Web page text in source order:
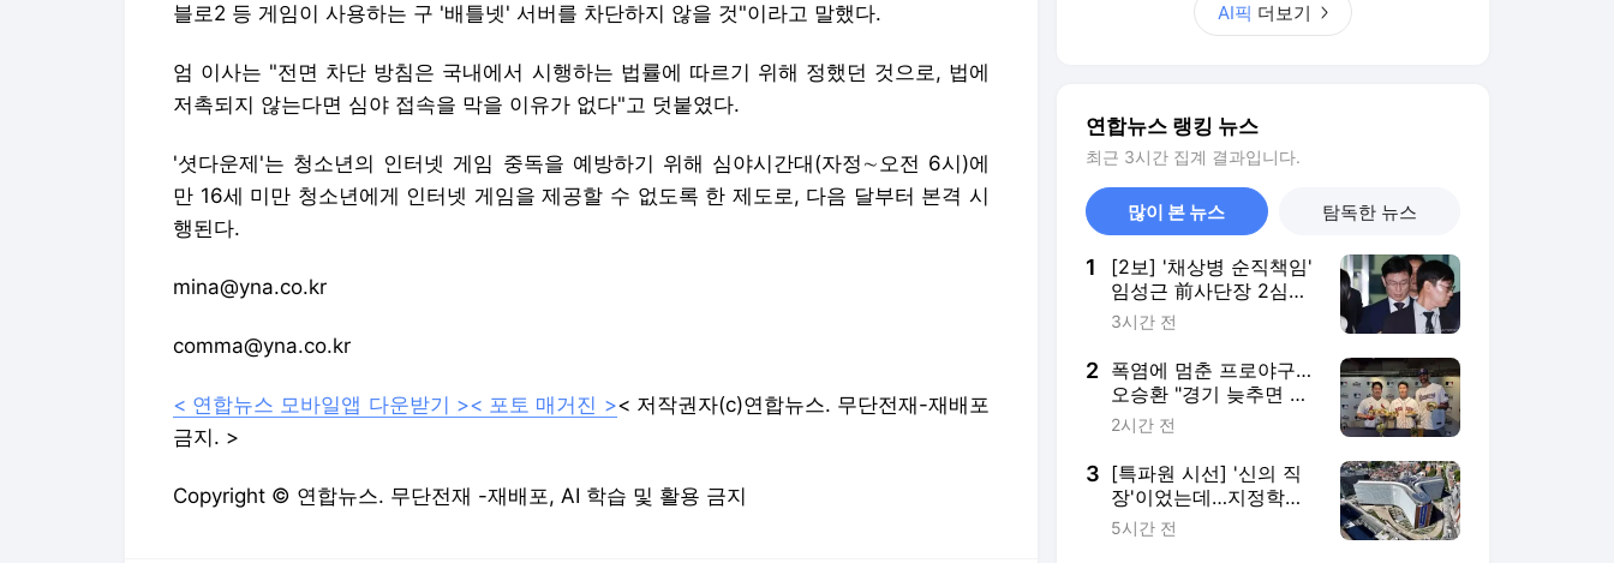
블로2 등 게임이 사용하는 구 '배틀넷' 서버를 차단하지 않을 것"이라고 말했다.
엄 이사는 "전면 차단 방침은 국내에서 시행하는 법률에 따르기 위해 정했던 것으로, 법에
저촉되지 않는다면 심야 접속을 막을 이유가 없다"고 덧붙였다.
'셧다운제'는 청소년의 인터넷 게임 중독을 예방하기 위해 심야시간대(자정∼오전 6시)에
만 16세 미만 청소년에게 인터넷 게임을 제공할 수 없도록 한 제도로, 다음 달부터 본격 시
행된다.
mina@yna.co.kr
comma@yna.co.kr
< 연합뉴스 모바일앱 다운받기 >< 포토 매거진 >< 저작권자(c)연합뉴스. 무단전재-재배포
금지. >
Copyright © 연합뉴스. 무단전재 -재배포, AI 학습 및 활용 금지
AI픽 더보기
연합뉴스 랭킹 뉴스
최근 3시간 집계 결과입니다.
많이 본 뉴스 탐독한 뉴스
1
[2보] '채상병 순직책임'
임성근 前사단장 2심도
징역 3년
3시간 전
2 폭염에 멈춘 프로야구…
오승환 "경기 늦추면 귀
가·이동도 문제"
2시간 전
3 [특파원 시선] '신의 직
장'이었는데…지정학적
격변에 몸살앓는 EU집
5시간 전